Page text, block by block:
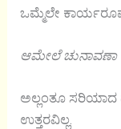
ಒಮ್ಮೆಲೇ
ಆಮೇಲೆ ಚುನಾವಣಾ
ಅಲ್ಲಂತೂ ಸರಿಯಾದ
ಉತ್ತರವಿಲ್ಲ.